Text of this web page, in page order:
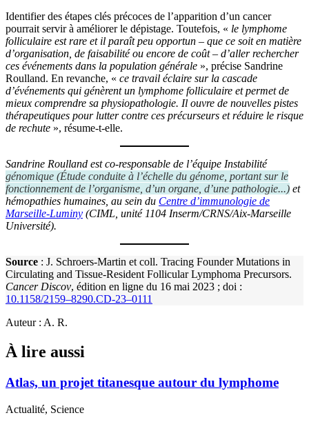
Identifier des étapes clés précoces de l’apparition d’un cancer
pourrait servir à améliorer le dépistage. Toutefois, « le lymphome
folliculaire est rare et il paraît peu opportun – que ce soit en matière
d’organisation, de faisabilité ou encore de coût – d’aller rechercher
ces événements dans la population générale », précise Sandrine
Roulland. En revanche, « ce travail éclaire sur la cascade
d’événements qui génèrent un lymphome folliculaire et permet de
mieux comprendre sa physiopathologie. Il ouvre de nouvelles pistes
thérapeutiques pour lutter contre ces précurseurs et réduire le risque
de rechute », résume-t-elle.
Sandrine Roulland est co-responsable de l’équipe Instabilité
génomique (Étude conduite à l’échelle du génome, portant sur le
fonctionnement de l’organisme, d’un organe, d’une pathologie...) et
hémopathies humaines, au sein du Centre d’immunologie de
Marseille-Luminy (CIML, unité 1104 Inserm/CRNS/Aix-Marseille
Université).
Source : J. Schroers-Martin et coll. Tracing Founder Mutations in
Circulating and Tissue-Resident Follicular Lymphoma Precursors.
Cancer Discov, édition en ligne du 16 mai 2023 ; doi :
10.1158/2159–8290.CD-23–0111
Auteur : A. R.
À lire aussi
Atlas, un projet titanesque autour du lymphome
Actualité, Science